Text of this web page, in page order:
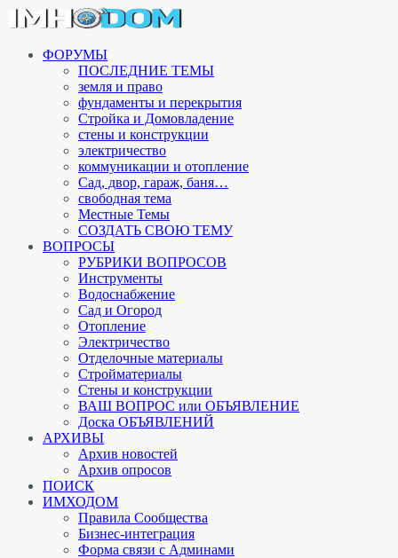
ФОРУМЫ
ПОСЛЕДНИЕ ТЕМЫ
земля и право
фундаменты и перекрытия
Стройка и Домовладение
стены и конструкции
электричество
коммуникации и отопление
Cад, двор, гараж, баня…
свободная тема
Местные Темы
СОЗДАТЬ СВОЮ ТЕМУ
ВОПРОСЫ
РУБРИКИ ВОПРОСОВ
Инструменты
Водоснабжение
Сад и Огород
Отопление
Электричество
Отделочные материалы
Стройматериалы
Стены и конструкции
ВАШ ВОПРОС или ОБЪЯВЛЕНИЕ
Доска ОБЪЯВЛЕНИЙ
АРХИВЫ
Архив новостей
Архив опросов
ПОИСК
ИМХОДОМ
Правила Сообщества
Бизнес-интеграция
Форма связи с Админами